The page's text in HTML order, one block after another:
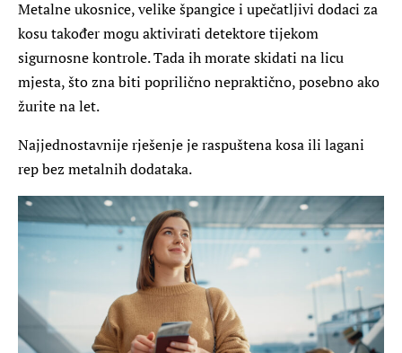
Metalne ukosnice, velike špangice i upečatljivi dodaci za
kosu također mogu aktivirati detektore tijekom
sigurnosne kontrole. Tada ih morate skidati na licu
mjesta, što zna biti poprilično nepraktično, posebno ako
žurite na let.
Najjednostavnije rješenje je raspuštena kosa ili lagani
rep bez metalnih dodataka.